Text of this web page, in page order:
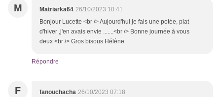
M Matriarka64 26/10/2023 10:41
Bonjour Lucette <br /> Aujourd'hui je fais une potée, plat
d'hiver ,j'en avais envie .......<br /> Bonne journée à vous
deux <br /> Gros bisous Hélène
Répondre
F fanouchacha 26/10/2023 07:18